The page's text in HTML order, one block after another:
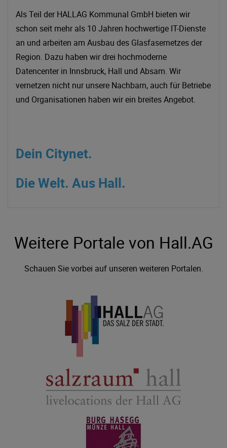
Als Teil der HALLAG Kommunal GmbH bieten wir
schon seit mehr als 10 Jahren hochwertige IT-Dienste
an und arbeiten am Ausbau des Glasfasernetzes der
Region. Dazu haben wir drei hochmoderne
Datencenter in Innsbruck, Hall und Absam. Wir
vernetzen nicht nur unsere Nachbarn, auch für Betriebe
und Organisationen haben wir ein breites Angebot.
Dein Citynet.
Die Welt. Aus Hall.
Weitere Portale von Hall.AG
Schauen Sie vorbei auf unseren weiteren Portalen.